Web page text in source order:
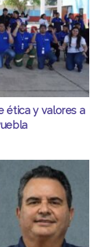
ética y valores a